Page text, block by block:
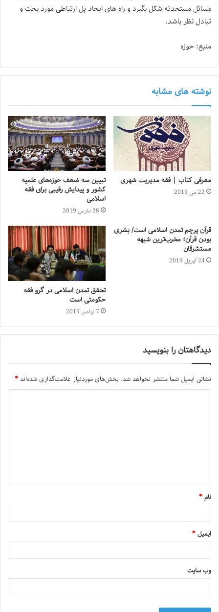
مسائل مستحدثه شکل بگیرد و راه های ایجاد پل ارتباطی مورد بحث و
تبادل نظر باشد.
منبع: حوزه
نوشته های مشابه
معرفی کتاب | فقه مدیریت شهری
22 می 2019
تبیین سه ضعف حوزه‌های علمیه
کشور و پیدایش رقیبی برای فقه
اسلامی
28 مارس 2019
قرآن پرچم تمدن اسلامی است/ بشری‌
بودن قرآن؛ مخرب‌ترین شبهه
مستشرقان
24 آوریل 2019
تحقق تمدن اسلامی در گرو فقه
حکومتی است
7 نوامبر 2019
دیدگاهتان را بنویسید
نشانی ایمیل شما منتشر نخواهد شد. بخش‌های موردنیاز علامت‌گذاری شده‌اند*
نام*
ایمیل*
وب‌ سایت